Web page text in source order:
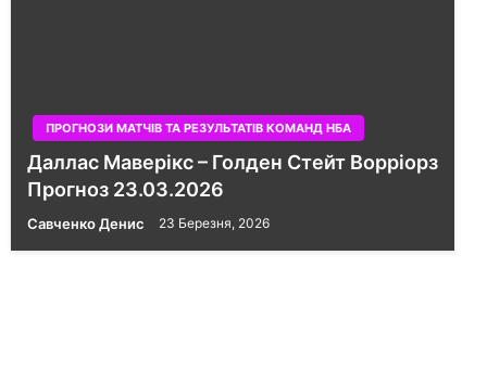
ПРОГНОЗИ МАТЧІВ ТА РЕЗУЛЬТАТІВ КОМАНД НБА
Даллас Маверікс – Голден Стейт Ворріорз
Прогноз 23.03.2026
Савченко Денис 23 Березня, 2026